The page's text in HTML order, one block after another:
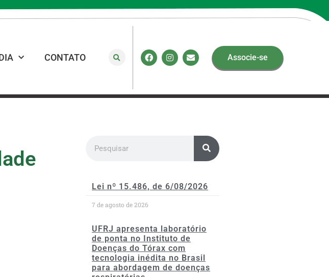
CONTATO Associe-se
Lei nº 15.486, de 6/08/2026
7 de agosto de 2026
UFRJ apresenta laboratório
de ponta no Instituto de
Doenças do Tórax com
tecnologia inédita no Brasil
para abordagem de doenças